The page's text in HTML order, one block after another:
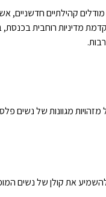
קהילתיים חדשניים,
מדיניות רוחבית
מגוונות של נשים
למען צדק חברתי הוקמה בשנת 2001 על מנת להשמיע